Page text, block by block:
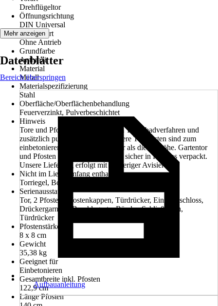
Drehflügeltor
Öffnungsrichtung
DIN Universal
Antriebsart
Ohne Antrieb
Grundfarbe
Anthrazit
Material
Metall
Materialspezifizierung
Stahl
Oberfläche/Oberflächenbehandlung
Feuerverzinkt, Pulverbeschichtet
Hinweis
Tore und Pfosten feuerverzinkt im Tauchbadverfahren und
zusätzlich pulverbeschichtet! Unsere Torpfosten sind zum
einbetonieren und ca. 60cm länger als die Torhöhe. Gartentor
und Pfosten werden komplett und sicher in Kartons verpackt.
Unsere Lieferung erfolgt mit vorheriger Avisierung.
Nicht im Lieferumfang enthalten
Torriegel, Bodenhülse bzw. Bodenanschlag
Serienausstattung
Tor, 2 Pfosten, Pfostenkappen, Türdrücker, Einsteckschloss,
Drückergarnitur, Beschlagsatz, Bänder, Schließblech,
Türdrücker
Pfostenstärke
8 x 8 cm
Gewicht
35,38 kg
Geeignet für
Einbetonieren
Gesamtbreite inkl. Pfosten
122,9 cm
Länge Pfosten
Mehr anzeigen
Datenblätter
Bereich überspringen
Aufbauanleitung